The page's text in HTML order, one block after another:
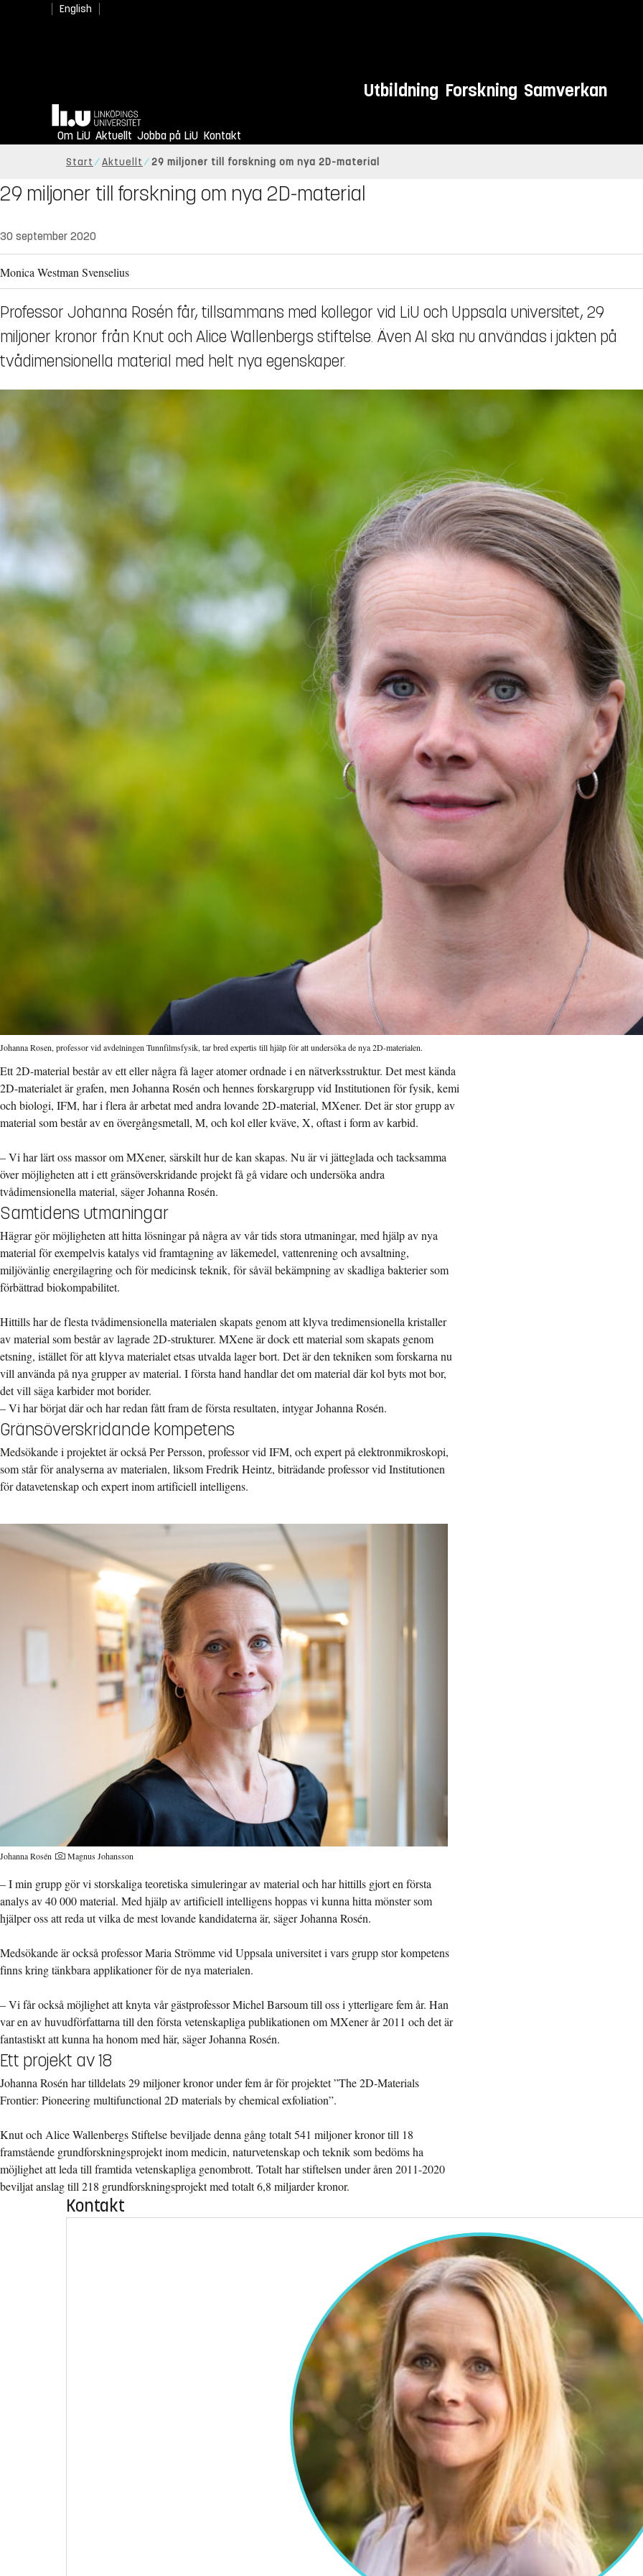
English
Utbildning Forskning Samverkan
Hem
Om LiU Aktuellt Jobba på LiU Kontakt
Start Aktuellt 29 miljoner till forskning om nya 2D-material
29 miljoner till forskning om nya 2D-material
30 september 2020
Monica Westman Svenselius
Professor Johanna Rosén får, tillsammans med kollegor vid LiU och Uppsala universitet, 29
miljoner kronor från Knut och Alice Wallenbergs stiftelse. Även AI ska nu användas i jakten på
tvådimensionella material med helt nya egenskaper.
Johanna Rosen, professor vid avdelningen Tunnfilmsfysik, tar bred expertis till hjälp för att undersöka de nya 2D-materialen.
Ett 2D-material består av ett eller några få lager atomer ordnade i en nätverksstruktur. Det mest kända
2D-materialet är grafen, men Johanna Rosén och hennes forskargrupp vid Institutionen för fysik, kemi
och biologi, IFM, har i flera år arbetat med andra lovande 2D-material, MXener. Det är stor grupp av
material som består av en övergångsmetall, M, och kol eller kväve, X, oftast i form av karbid.
– Vi har lärt oss massor om MXener, särskilt hur de kan skapas. Nu är vi jätteglada och tacksamma
över möjligheten att i ett gränsöverskridande projekt få gå vidare och undersöka andra
tvådimensionella material, säger Johanna Rosén.
Samtidens utmaningar
Hägrar gör möjligheten att hitta lösningar på några av vår tids stora utmaningar, med hjälp av nya
material för exempelvis katalys vid framtagning av läkemedel, vattenrening och avsaltning,
miljövänlig energilagring och för medicinsk teknik, för såväl bekämpning av skadliga bakterier som
förbättrad biokompabilitet.
Hittills har de flesta tvådimensionella materialen skapats genom att klyva tredimensionella kristaller
av material som består av lagrade 2D-strukturer. MXene är dock ett material som skapats genom
etsning, istället för att klyva materialet etsas utvalda lager bort. Det är den tekniken som forskarna nu
vill använda på nya grupper av material. I första hand handlar det om material där kol byts mot bor,
det vill säga karbider mot borider.
– Vi har börjat där och har redan fått fram de första resultaten, intygar Johanna Rosén.
Gränsöverskridande kompetens
Medsökande i projektet är också Per Persson, professor vid IFM, och expert på elektronmikroskopi,
som står för analyserna av materialen, liksom Fredrik Heintz, biträdande professor vid Institutionen
för datavetenskap och expert inom artificiell intelligens.
Johanna Rosén Magnus Johansson
– I min grupp gör vi storskaliga teoretiska simuleringar av material och har hittills gjort en första
analys av 40 000 material. Med hjälp av artificiell intelligens hoppas vi kunna hitta mönster som
hjälper oss att reda ut vilka de mest lovande kandidaterna är, säger Johanna Rosén.
Medsökande är också professor Maria Strömme vid Uppsala universitet i vars grupp stor kompetens
finns kring tänkbara applikationer för de nya materialen.
– Vi får också möjlighet att knyta vår gästprofessor Michel Barsoum till oss i ytterligare fem år. Han
var en av huvudförfattarna till den första vetenskapliga publikationen om MXener år 2011 och det är
fantastiskt att kunna ha honom med här, säger Johanna Rosén.
Ett projekt av 18
Johanna Rosén har tilldelats 29 miljoner kronor under fem år för projektet ”The 2D-Materials
Frontier: Pioneering multifunctional 2D materials by chemical exfoliation”.
Knut och Alice Wallenbergs Stiftelse beviljade denna gång totalt 541 miljoner kronor till 18
framstående grundforskningsprojekt inom medicin, naturvetenskap och teknik som bedöms ha
möjlighet att leda till framtida vetenskapliga genombrott. Totalt har stiftelsen under åren 2011-2020
beviljat anslag till 218 grundforskningsprojekt med totalt 6,8 miljarder kronor.
Kontakt